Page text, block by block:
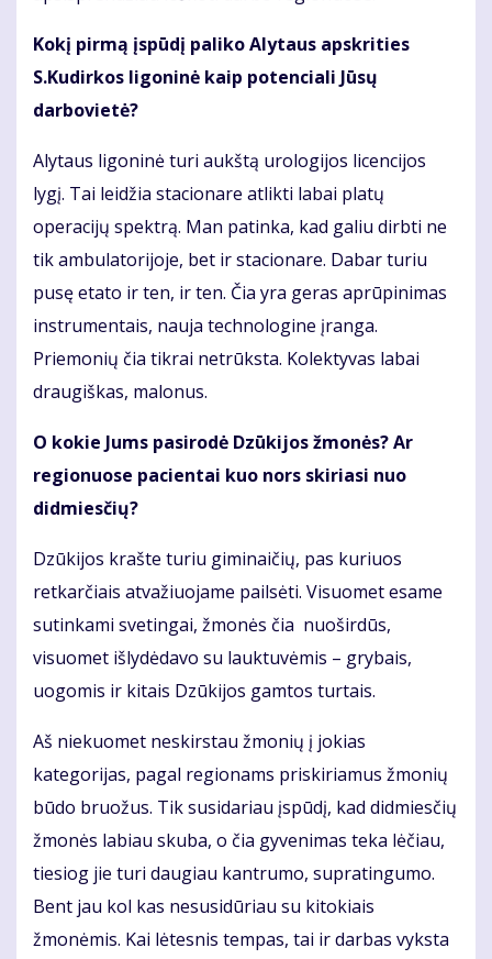
Kokį pirmą įspūdį paliko Alytaus apskrities
S.Kudirkos ligoninė kaip potenciali Jūsų
darbovietė?
Alytaus ligoninė turi aukštą urologijos licencijos
lygį. Tai leidžia stacionare atlikti labai platų
operacijų spektrą. Man patinka, kad galiu dirbti ne
tik ambulatorijoje, bet ir stacionare. Dabar turiu
pusę etato ir ten, ir ten. Čia yra geras aprūpinimas
instrumentais, nauja technologine įranga.
Priemonių čia tikrai netrūksta. Kolektyvas labai
draugiškas, malonus.
O kokie Jums pasirodė Dzūkijos žmonės? Ar
regionuose pacientai kuo nors skiriasi nuo
didmiesčių?
Dzūkijos krašte turiu giminaičių, pas kuriuos
retkarčiais atvažiuojame pailsėti. Visuomet esame
sutinkami svetingai, žmonės čia nuoširdūs,
visuomet išlydėdavo su lauktuvėmis – grybais,
uogomis ir kitais Dzūkijos gamtos turtais.
Aš niekuomet neskirstau žmonių į jokias
kategorijas, pagal regionams priskiriamus žmonių
būdo bruožus. Tik susidariau įspūdį, kad didmiesčių
žmonės labiau skuba, o čia gyvenimas teka lėčiau,
tiesiog jie turi daugiau kantrumo, supratingumo.
Bent jau kol kas nesusidūriau su kitokiais
žmonėmis. Kai lėtesnis tempas, tai ir darbas vyksta